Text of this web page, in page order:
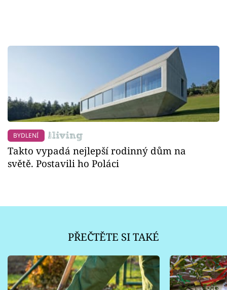
BYDLENÍ
Takto vypadá nejlepší rodinný dům na
světě. Postavili ho Poláci
PŘEČTĚTE SI TAKÉ